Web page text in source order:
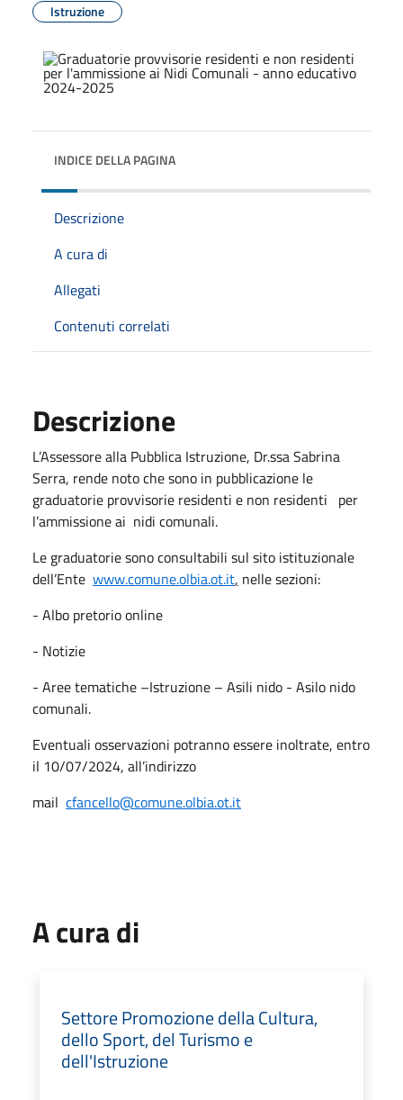
Istruzione
INDICE DELLA PAGINA
Descrizione
A cura di
Allegati
Contenuti correlati
Descrizione
L’Assessore alla Pubblica Istruzione, Dr.ssa Sabrina
Serra, rende noto che sono in pubblicazione le
graduatorie provvisorie residenti e non residenti per
l’ammissione ai nidi comunali.
Le graduatorie sono consultabili sul sito istituzionale
dell’Ente www.comune.olbia.ot.it, nelle sezioni:
- Albo pretorio online
- Notizie
- Aree tematiche –Istruzione – Asili nido - Asilo nido
comunali.
Eventuali osservazioni potranno essere inoltrate, entro
il 10/07/2024, all’indirizzo
mail cfancello@comune.olbia.ot.it
A cura di
Settore Promozione della Cultura,
dello Sport, del Turismo e
dell'Istruzione